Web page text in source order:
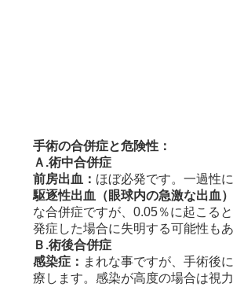
手術の合併症と危険性：
Ａ.術中合併症
前房出血： ほぼ必発です。一過性
駆逐性出血（眼球内の急激な出血）
な合併症ですが、0.05％に起こると
発症した場合に失明する可能性も
Ｂ.術後合併症
感染症： まれな事ですが、手術後
療します。感染が高度の場合は視